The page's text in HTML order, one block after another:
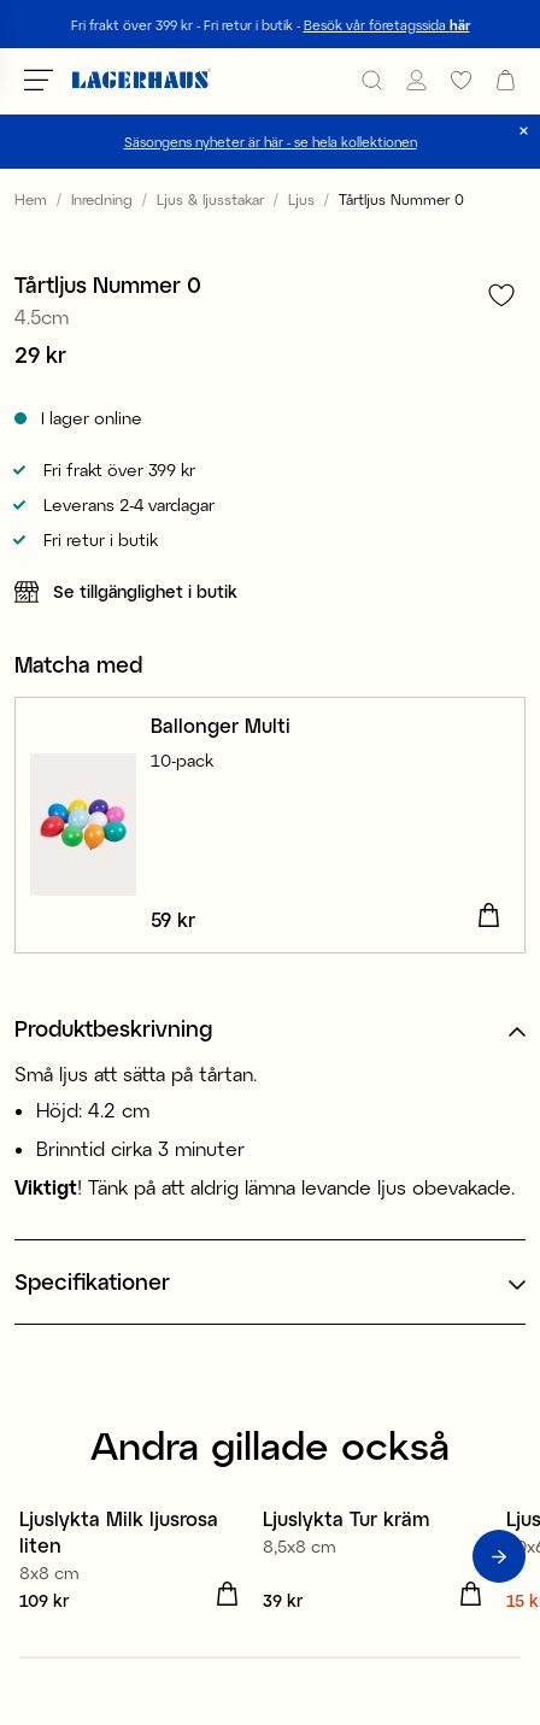
Fri frakt över 399 kr - Fri retur i butik - Besök vår företagssida här
Säsongens nyheter är här - se hela kollektionen
Välj språk / valuta
FI / EUR
Hem Inredning Ljus & ljusstakar Ljus
Tårtljus Nummer 0
Tårtljus Nummer 0
4.5cm
Pris:29 kr
29 kr
I lager online
Fri frakt över 399 kr
Leverans 2-4 vardagar
Fri retur i butik
Se tillgänglighet i butik
Matcha med
Ballonger Multi
10-pack
Pris:
59 kr
Produktbeskrivning
Små ljus att sätta på tårtan.
Höjd: 4.2 cm
Brinntid cirka 3 minuter
Viktigt! Tänk på att aldrig lämna levande ljus obevakade.
Specifikationer
Andra gillade också
Ljuslykta Milk ljusrosa
liten
8x8 cm
Pris :109 kr
109 kr
Ljuslykta Tur kräm
8,5x8 cm
Pris:
39 kr 15